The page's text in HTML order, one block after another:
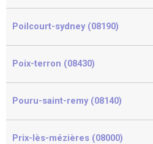
Poilcourt-sydney (08190)
Poix-terron (08430)
Pouru-saint-remy (08140)
Prix-lès-mézières (08000)